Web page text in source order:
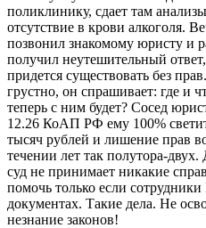
поликлинику, сдает там
отсутствие в крови алкоголя.
позвонил знакомому юристу и
получил неутешительный
придется существовать без
грустно, он спрашивает: где и
теперь с ним будет? Сосед
12.26 КоАП РФ ему 100%
тысяч рублей и лишение прав
течении лет так полутора-
суд не принимает никакие
помочь только если
документах. Такие дела. Не
незнание законов!